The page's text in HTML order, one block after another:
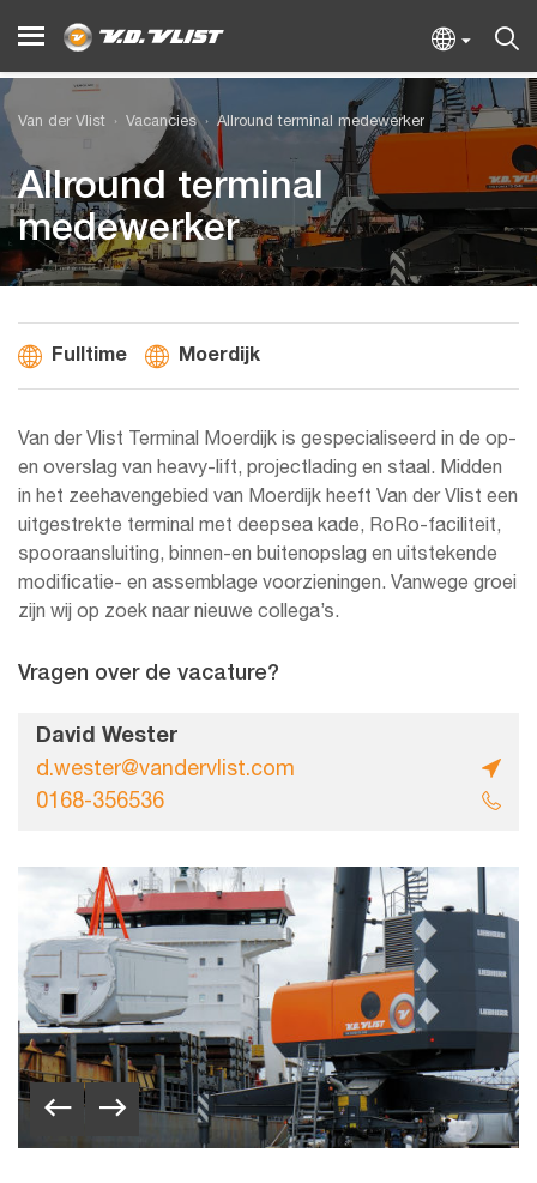
Van der Vlist Vacancies Allround terminal medewerker
Allround terminal
medewerker
Fulltime Moerdijk
Van der Vlist Terminal Moerdijk is gespecialiseerd in de op-
en overslag van heavy-lift, projectlading en staal. Midden
in het zeehavengebied van Moerdijk heeft Van der Vlist een
uitgestrekte terminal met deepsea kade, RoRo-faciliteit,
spooraansluiting, binnen-en buitenopslag en uitstekende
modificatie- en assemblage voorzieningen. Vanwege groei
zijn wij op zoek naar nieuwe collega’s.
Vragen over de vacature?
David Wester
d.wester@vandervlist.com
0168-356536